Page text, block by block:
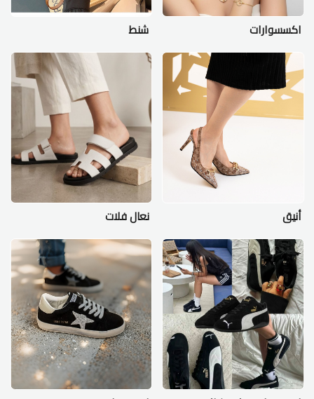
اكسسوارات شنط
أنيق نعال فلات